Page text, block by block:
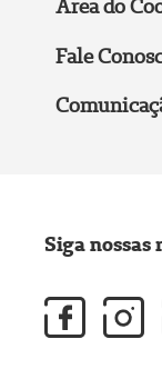
Área do
Fale
Siga nossas